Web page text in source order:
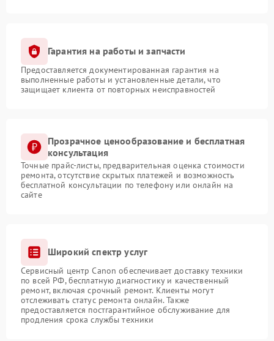
Гарантия на работы и запчасти
Предоставляется документированная гарантия на
выполненные работы и установленные детали, что
защищает клиента от повторных неисправностей
Прозрачное ценообразование и бесплатная
консультация
Точные прайс-листы, предварительная оценка стоимости
ремонта, отсутствие скрытых платежей и возможность
бесплатной консультации по телефону или онлайн на
сайте
Широкий спектр услуг
Сервисный центр Canon обеспечивает доставку техники
по всей РФ, бесплатную диагностику и качественный
ремонт, включая срочный ремонт. Клиенты могут
отслеживать статус ремонта онлайн. Также
предоставляется постгарантийное обслуживание для
продления срока службы техники